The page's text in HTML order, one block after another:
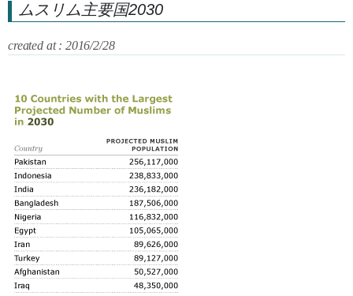
ムスリム主要国2030
created at : 2016/2/28